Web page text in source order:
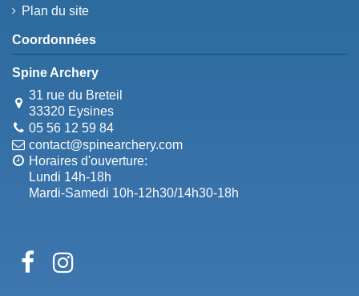
Plan du site
Coordonnées
Spine Archery
31 rue du Breteil
33320 Eysines
05 56 12 59 84
contact@spinearchery.com
Horaires d'ouverture:
Lundi 14h-18h
Mardi-Samedi 10h-12h30/14h30-18h